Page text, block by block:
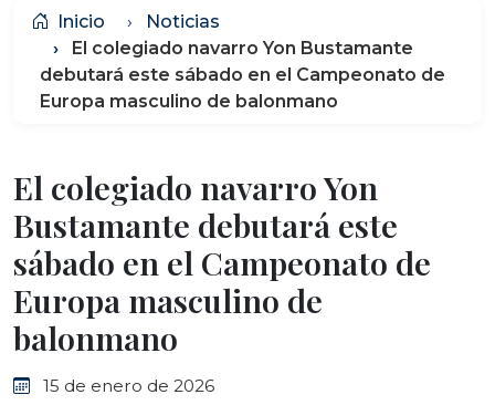
Inicio
Noticias
El colegiado navarro Yon Bustamante
debutará este sábado en el Campeonato de
Europa masculino de balonmano
El colegiado navarro Yon
Bustamante debutará este
sábado en el Campeonato de
Europa masculino de
balonmano
15 de enero de 2026